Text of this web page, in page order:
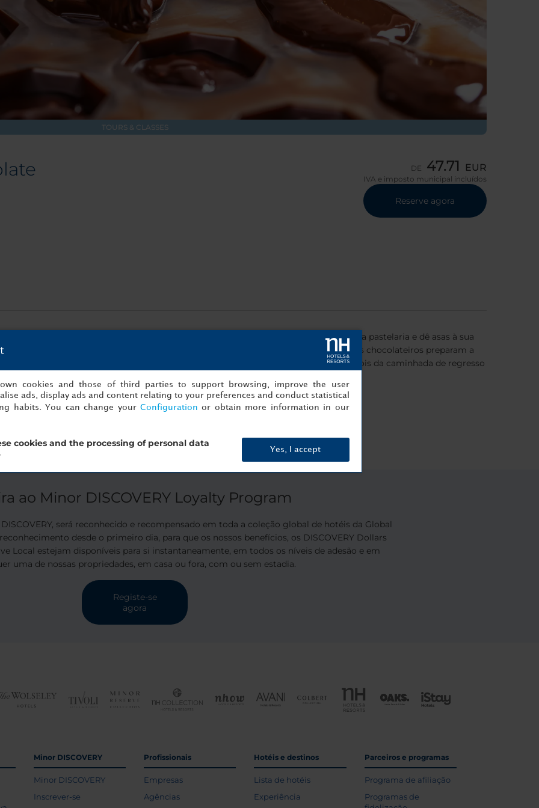
TOURS & CLASSES
DE 47.71 EUR
IVA e imposto municipal incluídos
Reserve agora
barra de chocolate, na tradicional Rausch Chocolate House. Visite a fábrica e a pastelaria e dê asas à sua
exclusiva dos melhores ingredientes para aperfeiçoar e guarnecer. Os nossos chocolateiros preparam a
Depois, a sua criação vai ao frigorífico durante cerca de 30 minutos. Depois da caminhada de regresso
de um refrigerante ou bebida quente no nosso TASTE! Bar.
na tradicional chocolataria Rausch.
bar do hotel.
ao Minor DISCOVERY Loyalty Program
será reconhecido e recompensado em toda a coleção global de hotéis da Global
desde o primeiro dia, para que os nossos benefícios, os DISCOVERY Dollars
Local estejam disponíveis para si instantaneamente, em todos os níveis de adesão e em
uma de nossas propriedades, em casa ou fora, com ou sem estadia.
Registe-se
agora
Minor DISCOVERY
Minor DISCOVERY
Inscrever-se
Profissionais
Empresas
Agências
Hotéis e destinos
Lista de hotéis
Experiência
Parceiros e programas
Programa de afiliação
Programas de
cookies and those of third parties to support browsing, improve the user
ads, display ads and content relating to your preferences and conduct statistical
habits. You can change your Configuration or obtain more information in our
cookies and the processing of personal data
Yes, I accept